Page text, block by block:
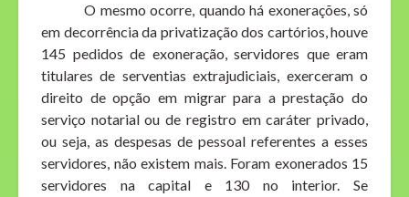
O mesmo ocorre, quando há exonerações, só
em decorrência da privatização dos cartórios, houve
145 pedidos de exoneração, servidores que eram
titulares de serventias extrajudiciais, exerceram o
direito de opção em migrar para a prestação do
serviço notarial ou de registro em caráter privado,
ou seja, as despesas de pessoal referentes a esses
servidores, não existem mais. Foram exonerados 15
servidores na capital e 130 no interior. Se